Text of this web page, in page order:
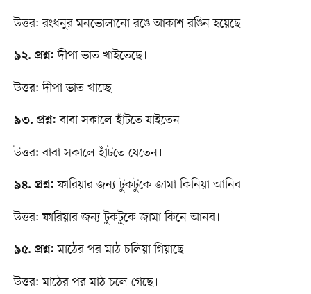
উত্তর: রংধনুর মনভোলানো রঙে আকাশ রঙিন হয়েছে।
৯২. প্রশ্ন: দীপা ভাত খাইতেছে।
উত্তর: দীপা ভাত খাচ্ছে।
৯৩. প্রশ্ন: বাবা সকালে হাঁটতে যাইতেন।
উত্তর: বাবা সকালে হাঁটতে যেতেন।
৯৪. প্রশ্ন: ফারিয়ার জন্য টুকটুকে জামা কিনিয়া আনিব।
উত্তর: ফারিয়ার জন্য টুকটুকে জামা কিনে আনব।
৯৫. প্রশ্ন: মাঠের পর মাঠ চলিয়া গিয়াছে।
উত্তর: মাঠের পর মাঠ চলে গেছে।